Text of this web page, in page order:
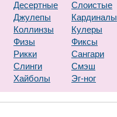
Десертные
Слоистые
Джулепы
Кардиналы
Коллинзы
Кулеры
Физы
Фиксы
Рикки
Сангари
Слинги
Смэш
Хайболы Эг-ног